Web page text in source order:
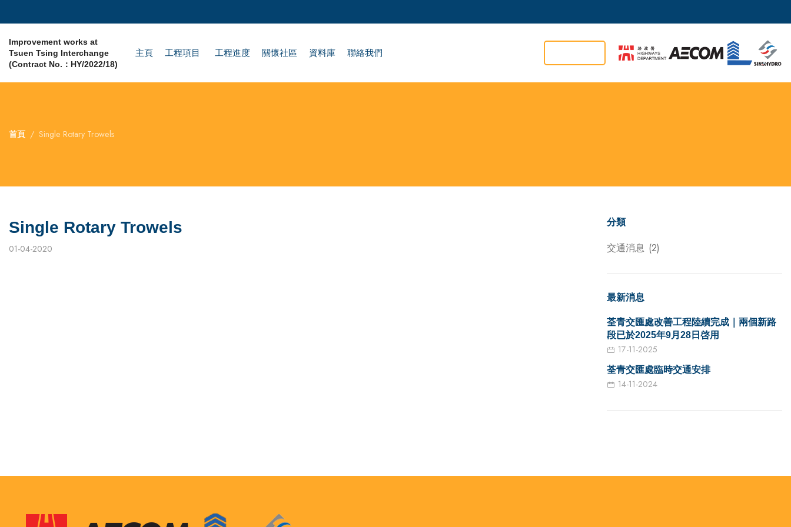
Improvement works at
Tsuen Tsing Interchange
(Contract No.：HY/2022/18)
主頁 工程項目 工程進度 關懷社區 資料庫 聯絡我們
首頁 Single Rotary Trowels
Single Rotary Trowels
01-04-2020
分類
交通消息 (2)
最新消息
荃青交匯處改善工程陸續完成｜兩個新路
段已於2025年9月28日啓用
17-11-2025
荃青交匯處臨時交通安排
14-11-2024